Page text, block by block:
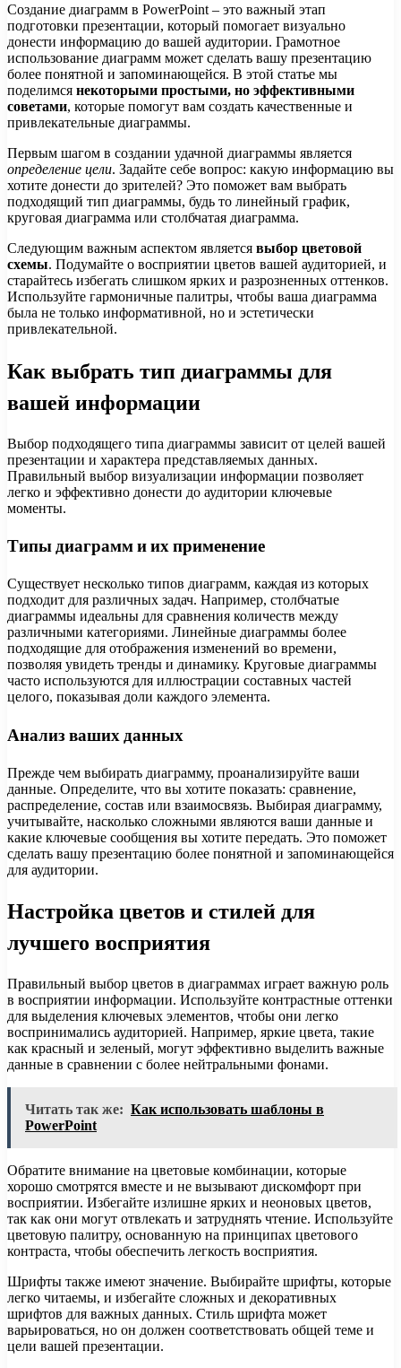
Создание диаграмм в PowerPoint – это важный этап
подготовки презентации, который помогает визуально
донести информацию до вашей аудитории. Грамотное
использование диаграмм может сделать вашу презентацию
более понятной и запоминающейся. В этой статье мы
поделимся некоторыми простыми, но эффективными
советами, которые помогут вам создать качественные и
привлекательные диаграммы.
Первым шагом в создании удачной диаграммы является
определение цели. Задайте себе вопрос: какую информацию вы
хотите донести до зрителей? Это поможет вам выбрать
подходящий тип диаграммы, будь то линейный график,
круговая диаграмма или столбчатая диаграмма.
Следующим важным аспектом является выбор цветовой
схемы. Подумайте о восприятии цветов вашей аудиторией, и
старайтесь избегать слишком ярких и разрозненных оттенков.
Используйте гармоничные палитры, чтобы ваша диаграмма
была не только информативной, но и эстетически
привлекательной.
Как выбрать тип диаграммы для
вашей информации
Выбор подходящего типа диаграммы зависит от целей вашей
презентации и характера представляемых данных.
Правильный выбор визуализации информации позволяет
легко и эффективно донести до аудитории ключевые
моменты.
Типы диаграмм и их применение
Существует несколько типов диаграмм, каждая из которых
подходит для различных задач. Например, столбчатые
диаграммы идеальны для сравнения количеств между
различными категориями. Линейные диаграммы более
подходящие для отображения изменений во времени,
позволяя увидеть тренды и динамику. Круговые диаграммы
часто используются для иллюстрации составных частей
целого, показывая доли каждого элемента.
Анализ ваших данных
Прежде чем выбирать диаграмму, проанализируйте ваши
данные. Определите, что вы хотите показать: сравнение,
распределение, состав или взаимосвязь. Выбирая диаграмму,
учитывайте, насколько сложными являются ваши данные и
какие ключевые сообщения вы хотите передать. Это поможет
сделать вашу презентацию более понятной и запоминающейся
для аудитории.
Настройка цветов и стилей для
лучшего восприятия
Правильный выбор цветов в диаграммах играет важную роль
в восприятии информации. Используйте контрастные оттенки
для выделения ключевых элементов, чтобы они легко
воспринимались аудиторией. Например, яркие цвета, такие
как красный и зеленый, могут эффективно выделить важные
данные в сравнении с более нейтральными фонами.
Читать так же: Как использовать шаблоны в
PowerPoint
Обратите внимание на цветовые комбинации, которые
хорошо смотрятся вместе и не вызывают дискомфорт при
восприятии. Избегайте излишне ярких и неоновых цветов,
так как они могут отвлекать и затруднять чтение. Используйте
цветовую палитру, основанную на принципах цветового
контраста, чтобы обеспечить легкость восприятия.
Шрифты также имеют значение. Выбирайте шрифты, которые
легко читаемы, и избегайте сложных и декоративных
шрифтов для важных данных. Стиль шрифта может
варьироваться, но он должен соответствовать общей теме и
цели вашей презентации.